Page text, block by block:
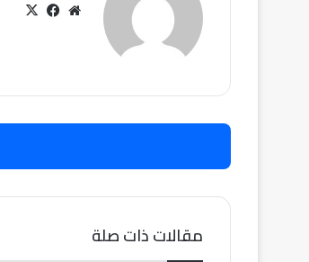
موقعفيسبوك
مقالات ذات صلة